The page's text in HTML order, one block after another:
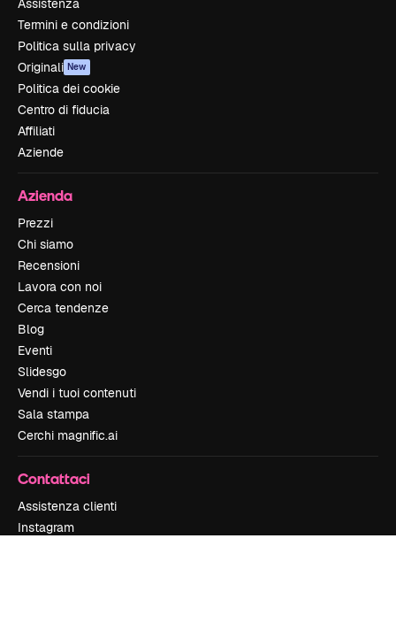
Assistenza
Termini e condizioni
Politica sulla privacy
Originali New
Politica dei cookie
Centro di fiducia
Affiliati
Aziende
Azienda
Prezzi
Chi siamo
Recensioni
Lavora con noi
Cerca tendenze
Blog
Eventi
Slidesgo
Vendi i tuoi contenuti
Sala stampa
Cerchi magnific.ai
Contattaci
Assistenza clienti
Instagram